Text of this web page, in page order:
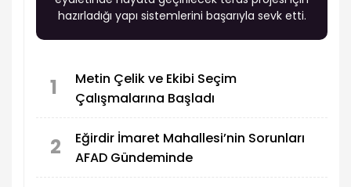
hazırladığı yapı sistemlerini başarıyla sevk etti.
1
Metin Çelik ve Ekibi Seçim
Çalışmalarına Başladı
2
Eğirdir İmaret Mahallesi’nin Sorunları
AFAD Gündeminde